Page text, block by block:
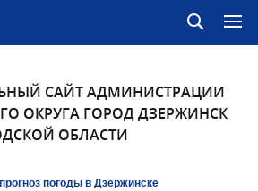
САЙТ АДМИНИСТРАЦИИ
ОКРУГА ГОРОД ДЗЕРЖИНСК
ОБЛАСТИ
погоды в Дзержинске